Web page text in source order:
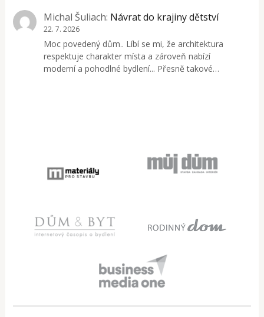
Michal Šuliach: Návrat do krajiny dětství
22. 7. 2026
Moc povedený dům.. Líbí se mi, že architektura
respektuje charakter místa a zároveň nabízí
moderní a pohodlné bydlení... Přesně takové…